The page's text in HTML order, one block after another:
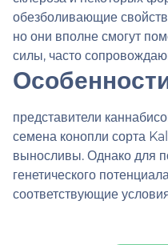
обезболивающие
но они вполне смогут
силы, часто
представители
семена конопли сорта
выносливы. Однако для
генетического
соответствующие